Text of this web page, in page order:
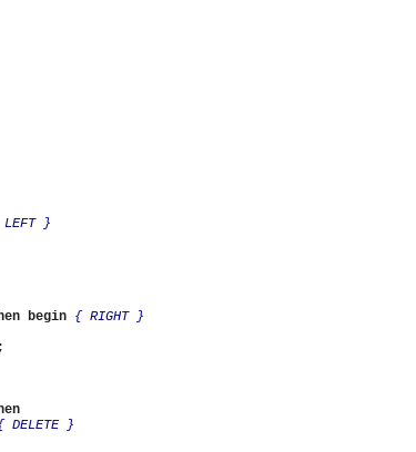
}
begin { RIGHT }
DELETE }